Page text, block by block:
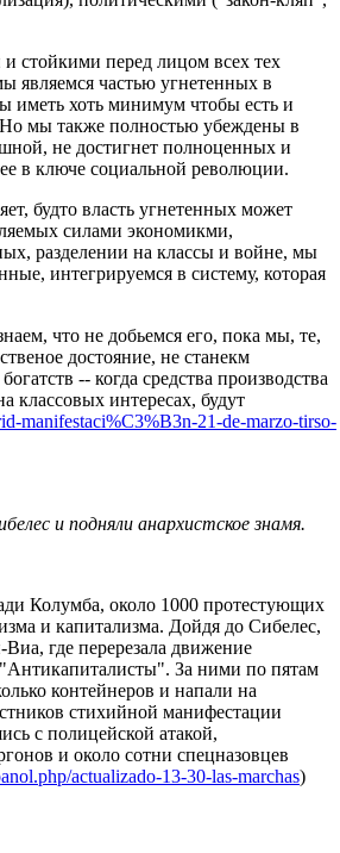
стойкими перед лицом всех тех
являемся частью угнетенных в
иметь хоть минимум чтобы есть и
мы также полностью убеждены в
не достигнет полноценных и
в ключе социальной революции.
будто власть угнетенных может
силами экономикми,
разделении на классы и войне, мы
интегрируемся в систему, которая
что не добьемся его, пока мы, те,
достояние, не станекм
-- когда средства производства
классовых интересах, будут
manifestaci%C3%B3n-21-de-marzo-tirso-
и подняли анархистское знамя.
Колумба, около 1000 протестующих
и капитализма. Дойдя до Сибелес,
где перерезала движение
За ними по пятам
контейнеров и напали на
стихийной манифестации
с полицейской атакой,
и около сотни спецназовцев
actualizado-13-30-las-marchas)